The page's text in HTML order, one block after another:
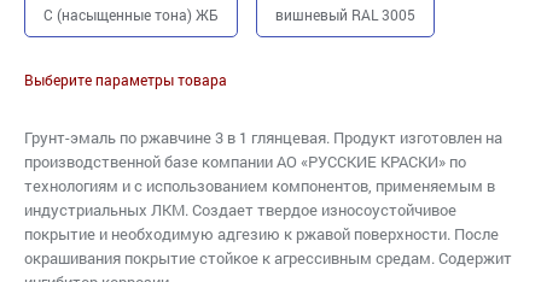
C (насыщенные тона) ЖБ вишневый RAL 3005
Выберите параметры товара
Грунт-эмаль по ржавчине 3 в 1 глянцевая. Продукт изготовлен на
производственной базе компании АО «РУССКИЕ КРАСКИ» по
технологиям и с использованием компонентов, применяемым в
индустриальных ЛКМ. Создает твердое износоустойчивое
покрытие и необходимую адгезию к ржавой поверхности. После
окрашивания покрытие стойкое к агрессивным средам. Cодержит